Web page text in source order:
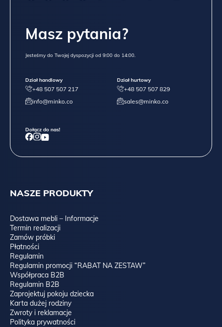
NASZE PRODUKTY
Dostawa mebli – Informacje
Termin realizacji
Zamów próbki
Płatności
Regulamin
Regulamin promocji “RABAT NA ZESTAW”
Współpraca B2B
Regulamin B2B
Zaprojektuj pokoju dziecka
Karta dużej rodziny
Zwroty i reklamacje
Polityka prywatności
Masz pytania?
Jesteśmy do Twojej dyspozycji od 9:00 do 14:00.
Dział handlowy
+48 507 507 217
info@minko.co
Dział hurtowy
+48 507 507 829
sales@minko.co
Dołącz do nas!